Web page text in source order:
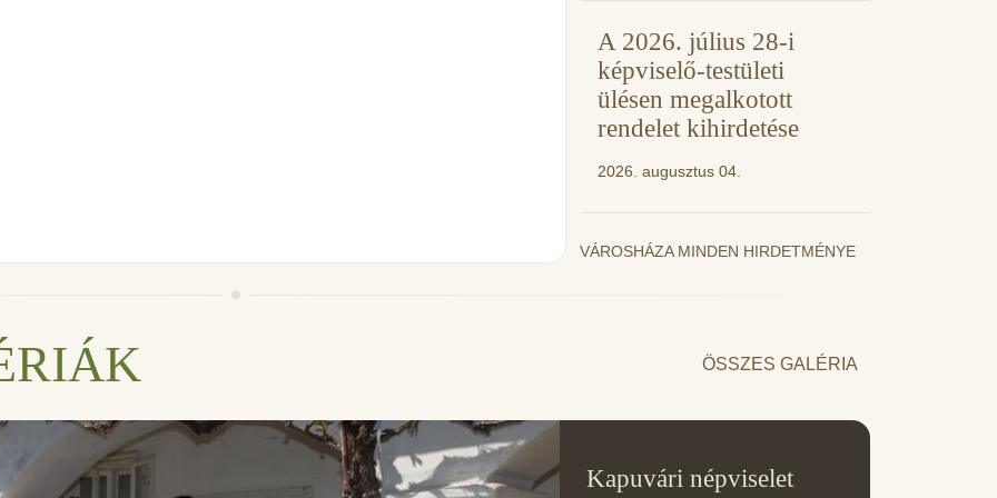
A 2026. július 28-i
képviselő-testületi
ülésen megalkotott
rendelet kihirdetése
2026. augusztus 04.
VÁROSHÁZA MINDEN HIRDETMÉNYE
ÖSSZES GALÉRIA
Kapuvári népviselet